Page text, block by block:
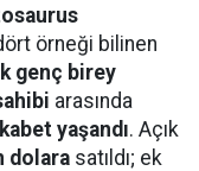
örneği bilinen
genç birey
arasında
yaşandı. Açık
dolara satıldı; ek